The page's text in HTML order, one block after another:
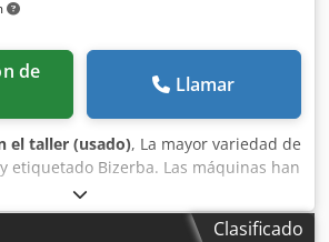
Llamar
el taller (usado), La mayor variedad de
etiquetado Bizerba. Las máquinas han
revisión general. Dsdpfjhtfr Dsx Ab
para todas las máquinas.
Clasificado